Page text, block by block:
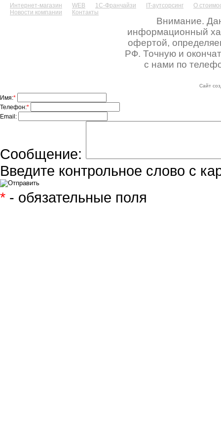
Интернет-магазин WEB 1С-Франчайзи IT-аутсорсинг
О
Новости компании
Контакты
Внимание.
информационный
офертой,
РФ. Точную и
с нами по
Сайт
Имя:*
Телефон:*
Email:
Сообщение:
Введите контрольное слово с
* - обязательные поля